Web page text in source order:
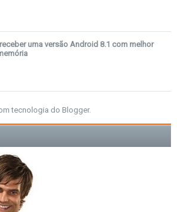
uma versão Android 8.1 com melhor
tecnologia do Blogger.